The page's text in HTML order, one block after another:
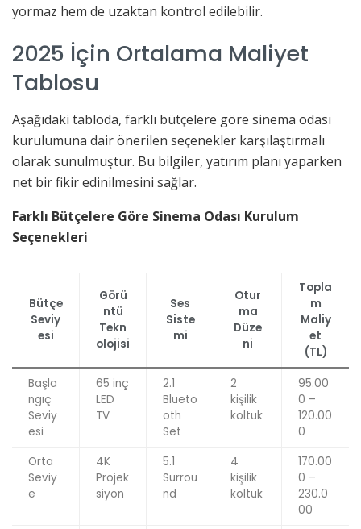
yormaz hem de uzaktan kontrol edilebilir.
2025 İçin Ortalama Maliyet
Tablosu
Aşağıdaki tabloda, farklı bütçelere göre sinema odası
kurulumuna dair önerilen seçenekler karşılaştırmalı
olarak sunulmuştur. Bu bilgiler, yatırım planı yaparken
net bir fikir edinilmesini sağlar.
Farklı Bütçelere Göre Sinema Odası Kurulum
Seçenekleri
Bütçe
Seviy
esi
Görü
ntü
Tekn
olojisi
Ses
Siste
mi
Otur
ma
Düze
ni
Topla
m
Maliy
et
(TL)
Başla
ngıç
Seviy
esi
65 inç
LED
TV
2.1
Blueto
oth
Set
2
kişilik
koltuk
95.00
0 –
120.00
0
Orta
Seviy
e
4K
Projek
siyon
5.1
Surrou
nd
4
kişilik
koltuk
170.00
0 –
230.0
00